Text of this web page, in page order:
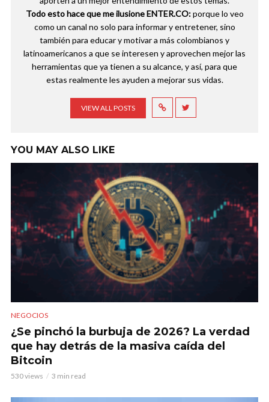
Todo esto hace que me ilusione ENTER.CO:porque lo veo
como un canal no solo para informar y entretener, sino
también para educar y motivar a más colombianos y
latinoamericanos a que se interesen y aprovechen mejor las
herramientas que ya tienen a su alcance, y así, para que
estas realmente les ayuden a mejorar sus vidas.
VIEW ALL POSTS
YOU MAY ALSO LIKE
NEGOCIOS
¿Se pinchó la burbuja de 2026? La verdad
que hay detrás de la masiva caída del
Bitcoin
530 views 3 min read